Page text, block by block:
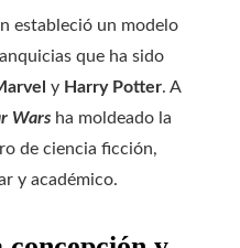
estableció un modelo
que ha sido
y Harry Potter. A
Wars ha moldeado la
de ciencia ficción,
y académico.